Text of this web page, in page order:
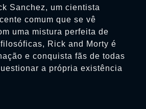
Sanchez, um cientista
comum que se vê
uma mistura perfeita de
Rick and Morty é
e conquista fãs de todas
a própria existência